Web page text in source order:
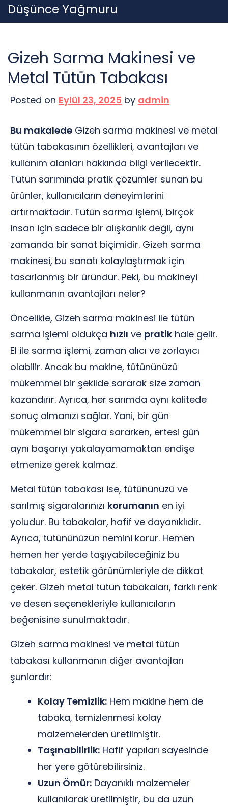
Skip
to
Düşünce Yağmuru
Gizeh Sarma Makinesi ve
Metal Tütün Tabakası
Posted on Eylül 23, 2025 by admin
Bu makalede Gizeh sarma makinesi ve metal
tütün tabakasının özellikleri, avantajları ve
kullanım alanları hakkında bilgi verilecektir.
Tütün sarımında pratik çözümler sunan bu
ürünler, kullanıcıların deneyimlerini
artırmaktadır. Tütün sarma işlemi, birçok
insan için sadece bir alışkanlık değil, aynı
zamanda bir sanat biçimidir. Gizeh sarma
makinesi, bu sanatı kolaylaştırmak için
tasarlanmış bir üründür. Peki, bu makineyi
kullanmanın avantajları neler?
Öncelikle, Gizeh sarma makinesi ile tütün
sarma işlemi oldukça hızlı ve pratik hale gelir.
El ile sarma işlemi, zaman alıcı ve zorlayıcı
olabilir. Ancak bu makine, tütününüzü
mükemmel bir şekilde sararak size zaman
kazandırır. Ayrıca, her sarımda aynı kalitede
sonuç almanızı sağlar. Yani, bir gün
mükemmel bir sigara sararken, ertesi gün
aynı başarıyı yakalayamamaktan endişe
etmenize gerek kalmaz.
Metal tütün tabakası ise, tütününüzü ve
sarılmış sigaralarınızı korumanın en iyi
yoludur. Bu tabakalar, hafif ve dayanıklıdır.
Ayrıca, tütününüzün nemini korur. Hemen
hemen her yerde taşıyabileceğiniz bu
tabakalar, estetik görünümleriyle de dikkat
çeker. Gizeh metal tütün tabakaları, farklı renk
ve desen seçenekleriyle kullanıcıların
beğenisine sunulmaktadır.
Gizeh sarma makinesi ve metal tütün
tabakası kullanmanın diğer avantajları
şunlardır:
Kolay Temizlik: Hem makine hem de
tabaka, temizlenmesi kolay
malzemelerden üretilmiştir.
Taşınabilirlik: Hafif yapıları sayesinde
her yere götürebilirsiniz.
Uzun Ömür: Dayanıklı malzemeler
kullanılarak üretilmiştir, bu da uzun